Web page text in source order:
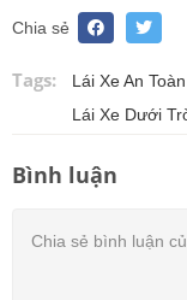
Chia sẻ
Tags: Lái Xe An Toàn
Lái Xe Dưới
Bình luận